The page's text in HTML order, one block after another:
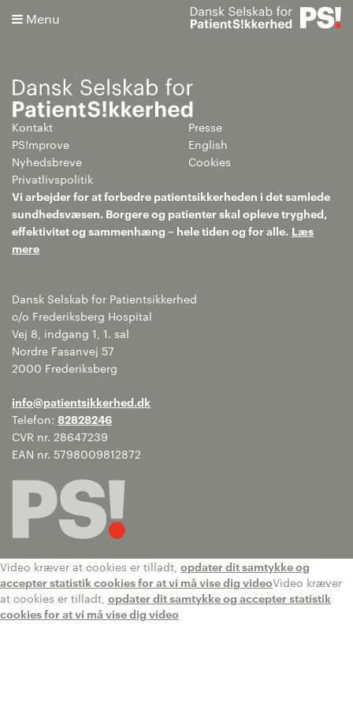
Menu
Søg
Avanceret søgning
Kontakt
Presse
PS!mprove
English
Nyhedsbreve
Cookies
Privatlivspolitik
Vi arbejder for at forbedre patientsikkerheden i det samlede
sundhedsvæsen. Borgere og patienter skal opleve tryghed,
effektivitet og sammenhæng – hele tiden og for alle. Læs
mere
Dansk Selskab for Patientsikkerhed
c/o Frederiksberg Hospital
Vej 8, indgang 1, 1. sal
Nordre Fasanvej 57
2000 Frederiksberg
info@patientsikkerhed.dk
Telefon: 82828246
CVR nr. 28647239
EAN nr. 5798009812872
Video kræver at cookies er tilladt, opdater dit samtykke og
accepter statistik cookies for at vi må vise dig videoVideo kræver
at cookies er tilladt, opdater dit samtykke og accepter statistik
cookies for at vi må vise dig video